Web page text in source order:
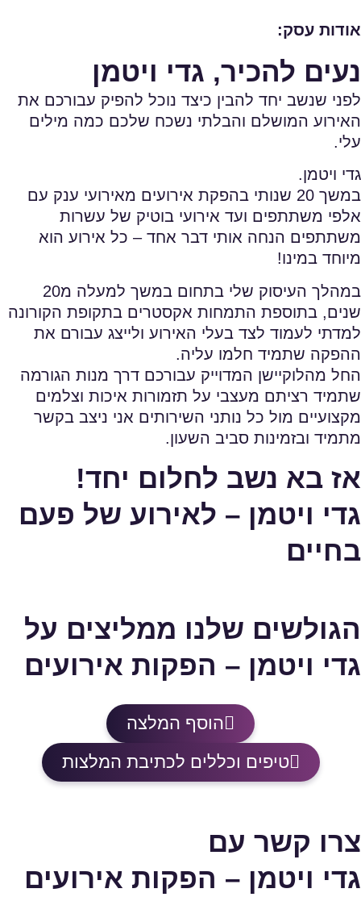
אודות עסק:
נעים להכיר, גדי ויטמן
לפני שנשב יחד להבין כיצד נוכל להפיק עבורכם את
האירוע המושלם והבלתי נשכח שלכם כמה מילים
עלי.
גדי ויטמן.
במשך 20 שנותי בהפקת אירועים מאירועי ענק עם
אלפי משתתפים ועד אירועי בוטיק של עשרות
משתתפים הנחה אותי דבר אחד – כל אירוע הוא
מיוחד במינו!
במהלך העיסוק שלי בתחום במשך למעלה מ20
שנים, בתוספת התמחות אקסטרים בתקופת הקורונה
למדתי לעמוד לצד בעלי האירוע ולייצג עבורם את
ההפקה שתמיד חלמו עליה.
החל מהלוקיישן המדוייק עבורכם דרך מנות הגורמה
שתמיד רציתם מעצבי על תזמורות איכות וצלמים
מקצועיים מול כל נותני השירותים אני ניצב בקשר
מתמיד ובזמינות סביב השעון.
אז בא נשב לחלום יחד!
גדי ויטמן – לאירוע של פעם
בחיים
הגולשים שלנו ממליצים על
גדי ויטמן – הפקות אירועים
הוסף המלצה
טיפים וכללים לכתיבת המלצות
צרו קשר עם
גדי ויטמן – הפקות אירועים